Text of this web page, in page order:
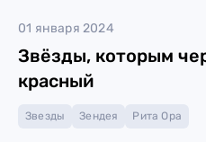
01 января 2024
Звёзды, которым
красный
Звезды Зендея Рита Ора